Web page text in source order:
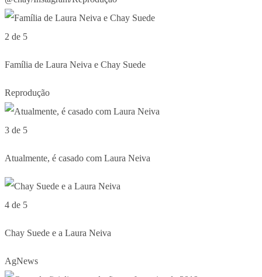
2 de 5
Família de Laura Neiva e Chay Suede
Reprodução
3 de 5
Atualmente, é casado com Laura Neiva
4 de 5
Chay Suede e a Laura Neiva
AgNews